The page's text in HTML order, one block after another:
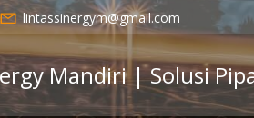
lintassinergym@gmail.com
Mandiri | Solusi